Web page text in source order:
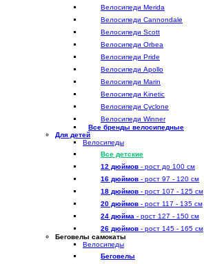
Велосипеди Merida
Велосипеди Cannondale
Велосипеди Scott
Велосипеди Orbea
Велосипеди Pride
Велосипеди Apollo
Велосипеди Marin
Велосипеди Kinetic
Велосипеди Cyclone
Велосипеди Winner
Все бренды велосипедные
Для детей
Велосипеды
Все детские
12 дюймов - рост до 100 см
16 дюймов - рост 97 - 120 см
18 дюймов - рост 107 - 125 см
20 дюймов - рост 117 - 135 см
24 дюйма - рост 127 - 150 см
26 дюймов - рост 145 - 165 см
Беговелы самокаты
Велосипеды
Беговелы